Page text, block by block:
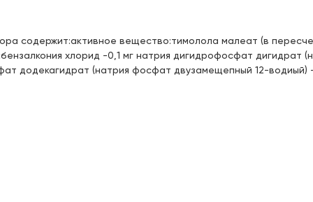
д.40
содержит:активное вещество:тимолола малеат (в
хлорид -0,1 мг натрия дигидрофосфат
додекагидрат (натрия фосфат двузамещепный 12-водиый)